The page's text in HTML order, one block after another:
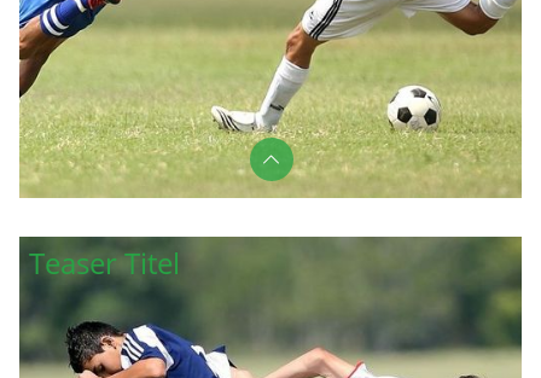
elitr, sed diam nonumy eirmod tempor invidunt ut
labore et dolore magna aliquyam erat, sed diam
voluptua.
Teaser Titel